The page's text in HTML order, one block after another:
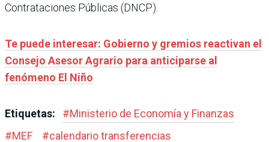
Contrataciones Públicas (DNCP).
Te puede interesar: Gobierno y gremios reactivan el
Consejo Asesor Agrario para anticiparse al
fenómeno El Niño
Etiquetas: #Ministerio de Economía y Finanzas
#MEF #calendario transferencias